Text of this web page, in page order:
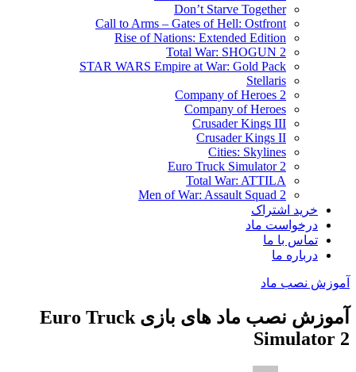
Don’t Starve Together
Call to Arms – Gates of Hell: Ostfront
Rise of Nations: Extended Edition
Total War: SHOGUN 2
STAR WARS Empire at War: Gold Pack
Stellaris
Company of Heroes 2
Company of Heroes
Crusader Kings III
Crusader Kings II
Cities: Skylines
Euro Truck Simulator 2
Total War: ATTILA
Men of War: Assault Squad 2
خرید اشتراک
درخواست ماد
تماس با ما
درباره ما
آموزش نصب ماد
آموزش نصب ماد های بازی Euro Truck
Simulator 2